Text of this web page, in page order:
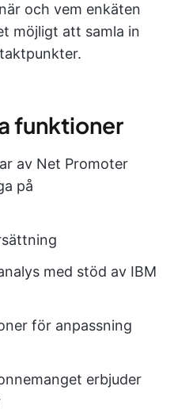
och vem enkäten
möjligt att samla in
funktioner
av Net Promoter
på
med stöd av IBM
för anpassning
erbjuder